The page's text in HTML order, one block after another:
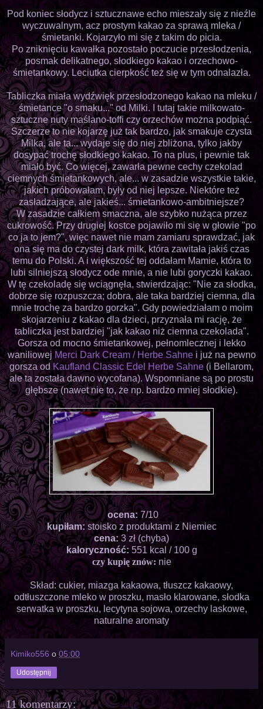
Pod koniec słodycz i sztucznawe echo mieszały się z nieźle
wyczuwalnym, acz prostym kakao za sprawą mleka /
śmietanki. Kojarzyło mi się z takim do picia.
Po zniknięciu kawałka pozostało poczucie przesłodzenia,
posmak delikatnego, słodkiego kakao i orzechowo-
śmietankowy. Leciutka cierpkość też się w tym odnalazła.
Tabliczka miała wydźwięk przesłodzonego kakao na mleku /
śmietance "o smaku..." od Milki. I tutaj takie milkowato-
sztuczne nuty maślano-toffi czy orzechów można podpiąć.
Szczerze to nie kojarzę już tak bardzo, jak smakuje czysta
Milka, ale ta... wydaje się do niej zbliżona, tylko jakby
dosypać trochę słodkiego kakao. To na plus, i pewnie tak
miało być. Co więcej, zawarła pewne cechy czekolad
ciemnych śmietankowych, ale... w zasadzie wszystkie takie,
jakich próbowałam, były od niej lepsze. Niektóre też
zasładzające, ale jakieś... śmietankowo-ambitniejsze?
W zasadzie całkiem smaczna, ale szybko nużąca przez
cukrowość. Przy drugiej kostce pojawiło mi się w głowie "po
co ja to jem?", więc nawet nie mam zamiaru sprawdzać, jak
ona się ma do czystej dark milk, która zawitała jakiś czas
temu do Polski. A i większość tej oddałam Mamie, która to
lubi silniejszą słodycz ode mnie, a nie lubi goryczki kakao.
W tę czekoladę się wciągnęła, stwierdzając: "Nie za słodka,
dobrze się rozpuszcza; dobra, ale taka bardziej ciemna, dla
mnie trochę za bardzo gorzka". Gdy powiedziałam o moim
skojarzeniu z kakao dla dzieci, przyznała mi rację, że
tabliczka jest bardziej "jak kakao niż ciemna czekolada".
Gorsza od mocno śmietankowej, pełnomlecznej i lekko
waniliowej Merci Dark Cream / Herbe Sahnei już na pewno
gorsza odKaufland Classic Edel Herbe Sahne (i Bellarom,
ale ta została dawno wycofana). Wspomniane są po prostu
głębsze (nawet nie to, że np. bardzo mniej słodkie).
ocena: 7/10
kupiłam:stoisko z produktami z Niemiec
cena: 3 zł (chyba)
kaloryczność: 551 kcal / 100 g
czy kupię znów: nie
Skład: cukier, miazga kakaowa, tłuszcz kakaowy,
odtłuszczone mleko w proszku, masło klarowane, słodka
serwatka w proszku, lecytyna sojowa, orzechy laskowe,
naturalne aromaty
Kimiko556 o 05:00
Udostępnij
11 komentarzy: